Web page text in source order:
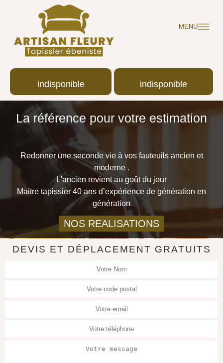
MENU
indisponible indisponible
La référence pour votre estimation
Redonner une seconde vie à vos fauteuils ancien et
moderne .
L'ancien revient au goût du jour
Maitre tapissier 40 ans d’expérience de génération en
génération
NOS REALISATIONS
DEVIS ET DÉPLACEMENT GRATUITS